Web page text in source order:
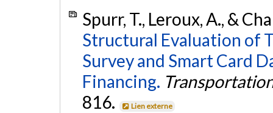
Spurr, T., Leroux, A., &
Structural Evaluation of
Survey and Smart Card
Financing.
816.
Lien externe